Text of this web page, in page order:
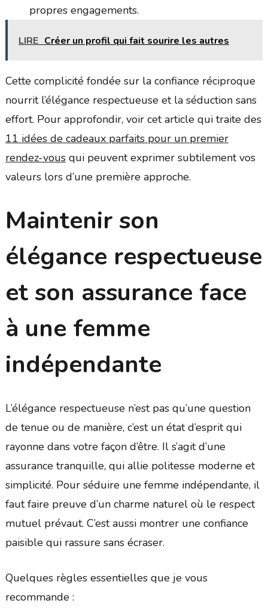
propres engagements.
LIRE Créer un profil qui fait sourire les autres
Cette complicité fondée sur la confiance réciproque
nourrit l’élégance respectueuse et la séduction sans
effort. Pour approfondir, voir cet article qui traite des
11 idées de cadeaux parfaits pour un premier
rendez-vousqui peuvent exprimer subtilement vos
valeurs lors d’une première approche.
Maintenir son
élégance respectueuse
et son assurance face
à une femme
indépendante
L’élégance respectueuse n’est pas qu’une question
de tenue ou de manière, c’est un état d’esprit qui
rayonne dans votre façon d’être. Il s’agit d’une
assurance tranquille, qui allie politesse moderne et
simplicité. Pour séduire une femme indépendante, il
faut faire preuve d’un charme naturel où le respect
mutuel prévaut. C’est aussi montrer une confiance
paisible qui rassure sans écraser.
Quelques règles essentielles que je vous
recommande :